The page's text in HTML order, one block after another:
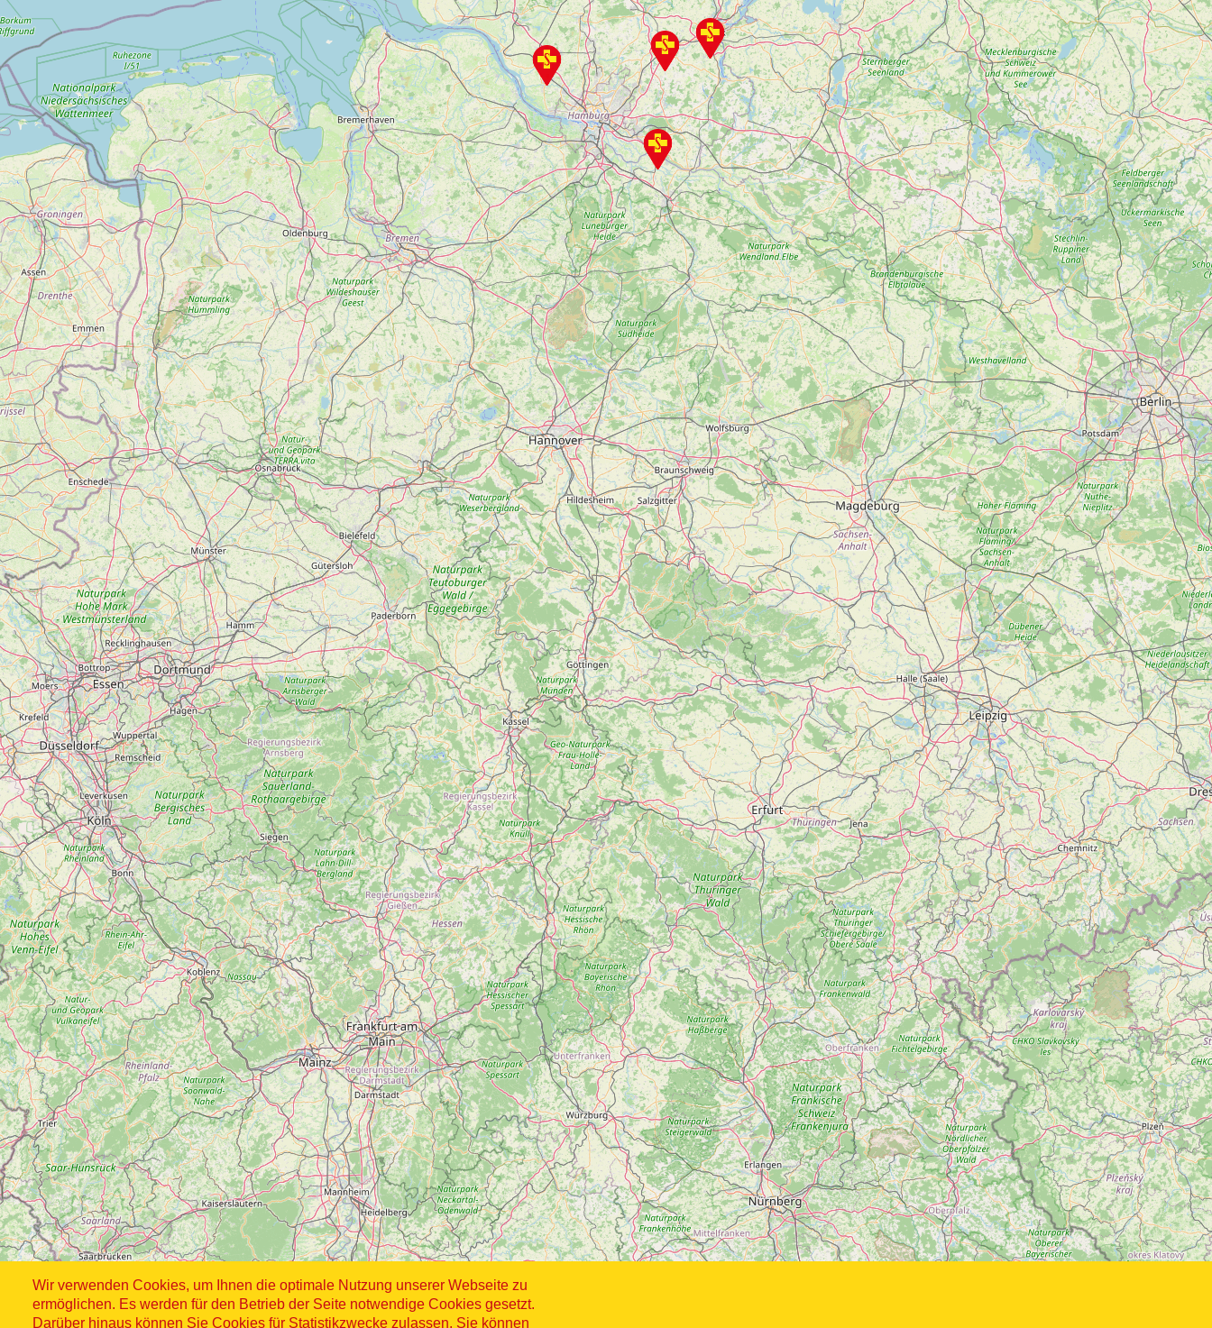
Wir verwenden Cookies, um Ihnen die optimale Nutzung unserer Webseite zu
ermöglichen. Es werden für den Betrieb der Seite notwendige Cookies gesetzt.
Darüber hinaus können Sie Cookies für Statistikzwecke zulassen. Sie können